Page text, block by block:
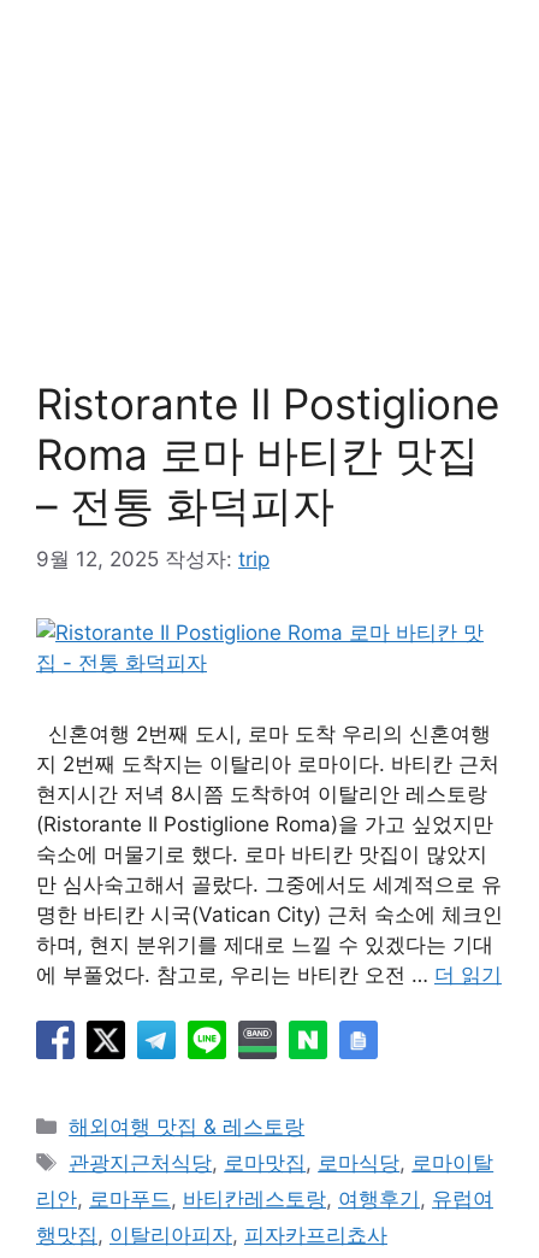
Ristorante Il Postiglione
Roma 로마 바티칸 맛집
– 전통 화덕피자
9월 12, 2025 작성자: trip
신혼여행 2번째 도시, 로마 도착 우리의 신혼여행
지 2번째 도착지는 이탈리아 로마이다. 바티칸 근처
현지시간 저녁 8시쯤 도착하여 이탈리안 레스토랑
(Ristorante Il Postiglione Roma)을 가고 싶었지만
숙소에 머물기로 했다. 로마 바티칸 맛집이 많았지
만 심사숙고해서 골랐다. 그중에서도 세계적으로 유
명한 바티칸 시국(Vatican City) 근처 숙소에 체크인
하며, 현지 분위기를 제대로 느낄 수 있겠다는 기대
에 부풀었다. 참고로, 우리는 바티칸 오전 … 더 읽기
카
테
리
해외여행 맛집 & 레스토랑
태
그
관광지근처식당, 로마맛집, 로마식당, 로마이탈
리안, 로마푸드, 바티칸레스토랑, 여행후기 , 유럽여
행맛집, 이탈리아피자, 피자카프리쵸사